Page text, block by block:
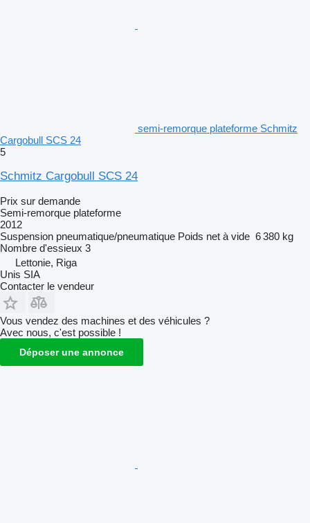
semi-remorque plateforme Schmitz
Cargobull SCS 24
5
Schmitz Cargobull SCS 24
Prix sur demande
Semi-remorque plateforme
2012
Suspension pneumatique/pneumatique Poids net à vide 6 380 kg
Nombre d'essieux 3
Lettonie, Riga
Unis SIA
Contacter le vendeur
Vous vendez des machines et des véhicules ?
Avec nous, c'est possible !
Déposer une annonce